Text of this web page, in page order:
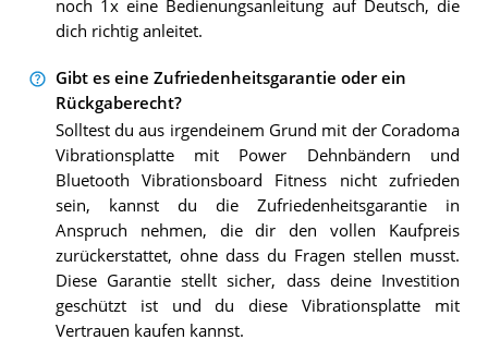
noch 1x eine Bedienungsanleitung auf Deutsch, die
dich richtig anleitet.
Gibt es eine Zufriedenheitsgarantie oder ein
Rückgaberecht?
Solltest du aus irgendeinem Grund mit der Coradoma
Vibrationsplatte mit Power Dehnbändern und
Bluetooth Vibrationsboard Fitness nicht zufrieden
sein, kannst du die Zufriedenheitsgarantie in
Anspruch nehmen, die dir den vollen Kaufpreis
zurückerstattet, ohne dass du Fragen stellen musst.
Diese Garantie stellt sicher, dass deine Investition
geschützt ist und du diese Vibrationsplatte mit
Vertrauen kaufen kannst.